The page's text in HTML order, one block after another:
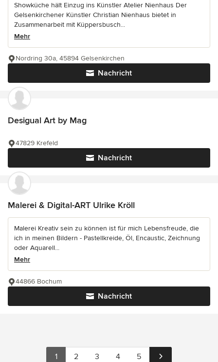
Showküche hält Einzug ins Künstler Atelier Nienhaus Der
Gelsenkirchener Künstler Christian Nienhaus bietet in
Zusammenarbeit mit Küppersbusch...
Mehr
Nachricht
Nordring 30a, 45894 Gelsenkirchen
Desigual Art by Mag
Nachricht
47829 Krefeld
Malerei & Digital-ART Ulrike Kröll
Malerei Kreativ sein zu können ist für mich Lebensfreude, die
ich in meinen Bildern - Pastellkreide, Öl, Encaustic, Zeichnung
oder Aquarell...
Mehr
Nachricht
44866 Bochum
1 2 3 4 5